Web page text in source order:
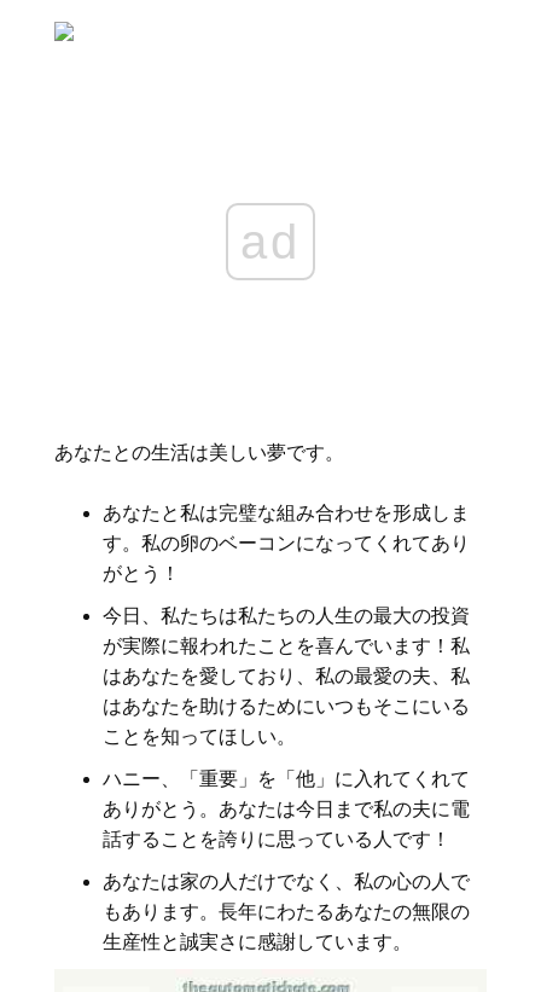
ad
あなたとの生活は美しい夢です。
あなたと私は完璧な組み合わせを形成しま
す。私の卵のベーコンになってくれてあり
がとう！
今日、私たちは私たちの人生の最大の投資
が実際に報われたことを喜んでいます！私
はあなたを愛しており、私の最愛の夫、私
はあなたを助けるためにいつもそこにいる
ことを知ってほしい。
ハニー、「重要」を「他」に入れてくれて
ありがとう。あなたは今日まで私の夫に電
話することを誇りに思っている人です！
あなたは家の人だけでなく、私の心の人で
もあります。長年にわたるあなたの無限の
生産性と誠実さに感謝しています。